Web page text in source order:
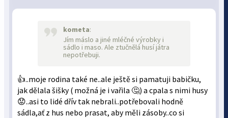
kometa:
Jím máslo a jiné mléčné výrobky i
sádlo i maso. Ale ztučnělá husí játra
nepotřebuji.
👍..moje rodina také ne..ale ještě si pamatuji babičku,
jak dělala šišky ( možná je i vařila 🤔) a cpala s nimi husy
😟..asi to lidé dřív tak nebrali..potřebovali hodně
sádla,ať z hus nebo prasat, aby měli zásoby..co si